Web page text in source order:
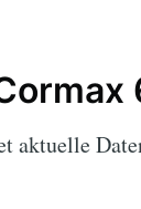
aktuelle